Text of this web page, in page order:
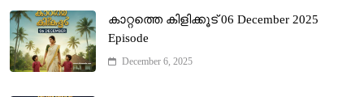
കാറ്റത്തെ കിളിക്കൂട് 06 December 2025
Episode
December 6, 2025